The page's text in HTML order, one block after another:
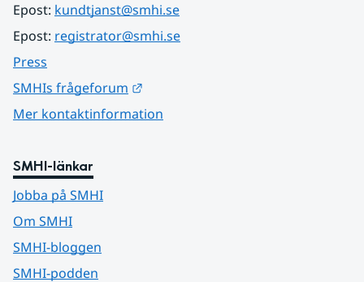
Epost: kundtjanst@smhi.se
Epost: registrator@smhi.se
Press
SMHIs frågeforum
Mer kontaktinformation
SMHI-länkar
Jobba på SMHI
Om SMHI
SMHI-bloggen
SMHI-podden